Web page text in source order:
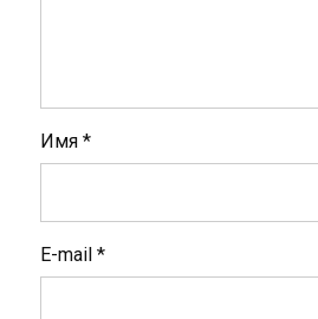
Имя *
E-mail *